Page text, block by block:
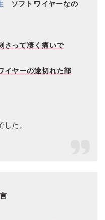
ソフトワイヤーなの
さって凄く痛いで
イヤーの途切れた部
た。